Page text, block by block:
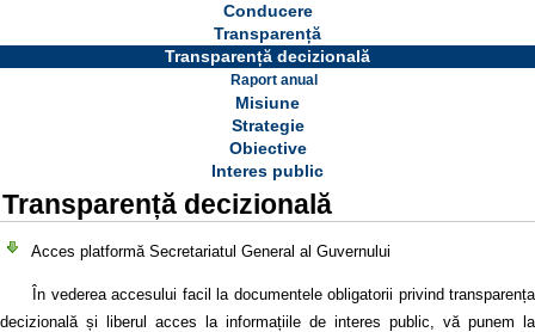
Conducere
Transparență
Transparență decizională
Raport anual
Misiune
Strategie
Obiective
Interes public
Transparență decizională
Acces platformă Secretariatul General al Guvernului
În vederea accesului facil la documentele obligatorii privind transparența
decizională și liberul acces la informațiile de interes public, vă punem la